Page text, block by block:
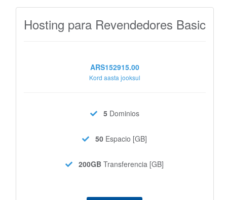
Hosting para Revendedores Basic
ARS152915.00
Kord aasta jooksul
5Dominios
50 Espacio [GB]
200GB Transferencia [GB]